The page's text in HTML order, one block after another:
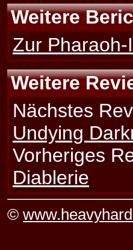
Weitere
Zur
Weitere
Nächstes
Undying
Vorheriges
Diablerie
©